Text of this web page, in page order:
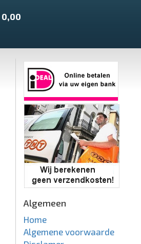
0,00
Algemeen
Home
Algemene voorwaarde